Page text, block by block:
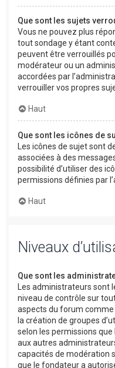
Que sont les sujets
Vous ne pouvez plus
tout sondage y étant
peuvent être verrouillés
modérateur ou un
accordées par
verrouiller vos propres
Haut
Que sont les icônes de
Les icônes de sujet sont
associées à des
possibilité d’utiliser des
permissions définies par
Haut
Niveaux
Que sont les
Les administrateurs sont
niveau de contrôle sur
aspects du forum
la création de groupes
selon les permissions
aux autres
capacités de modération
que le fondateur a